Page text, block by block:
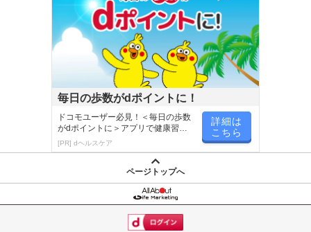
毎日の歩数がdポイントに！
ドコモユーザー必見！＜毎日の歩数
がdポイントに＞アプリで健康習慣
が楽しく続く
[PR] dヘルスケア
詳細は
こちら
ページトップへ